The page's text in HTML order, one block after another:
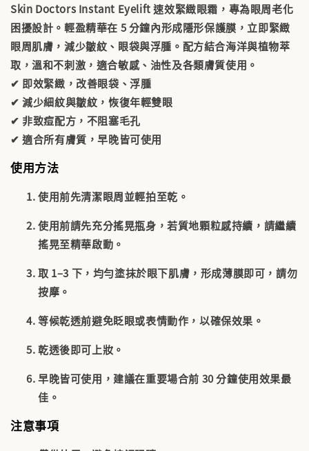
Skin Doctors Instant Eyelift 速效緊緻眼霜，專為眼周老化
困擾設計。輕盈精華在 5 分鐘內形成隱形保護膜，立即緊緻
眼周肌膚，減少皺紋、眼袋與浮腫。配方結合海洋與植物萃
取，溫和不刺激，適合敏感、油性及各類膚質使用。
✔ 即效緊緻，改善眼袋、浮腫
✔ 減少細紋與皺紋，恢復年輕雙眼
✔ 非致痘配方，不阻塞毛孔
✔ 適合所有膚質，早晚皆可使用
使用方法
使用前先清潔眼周並輕拍至乾。
使用前請先充分搖晃瓶身，若質地顆粒感持續，請繼續
搖晃至精華啟動。
取 1–3 下，均勻塗抹於眼下肌膚，形成薄膜即可，請勿
按摩。
等候乾透前避免眨眼或表情動作，以確保效果。
乾透後即可上妝。
早晚皆可使用，建議在重要場合前 30 分鐘使用效果最
佳。
注意事項